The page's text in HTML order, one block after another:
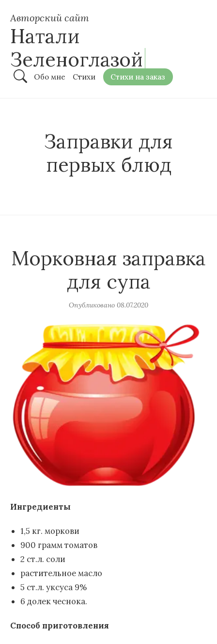
Авторский сайт
Натали
Зеленоглазой
Обо мне Стихи Стихи на заказ
Заправки для
первых блюд
Морковная заправка
для супа
Опубликовано 08.07.2020
Ингредиенты
1,5 кг. моркови
900 грамм томатов
2 ст.л. соли
растительное масло
5 ст.л. уксуса 9%
6 долек чеснока.
Способ приготовления